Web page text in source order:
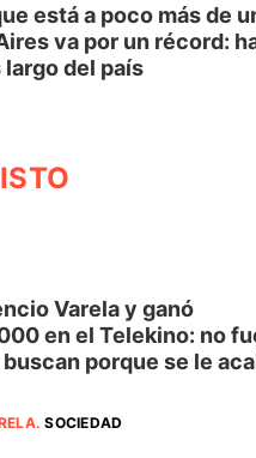
está a poco más de
va por un récord:
largo del país
Varela y ganó
en el Telekino: no
porque se le
.SOCIEDAD